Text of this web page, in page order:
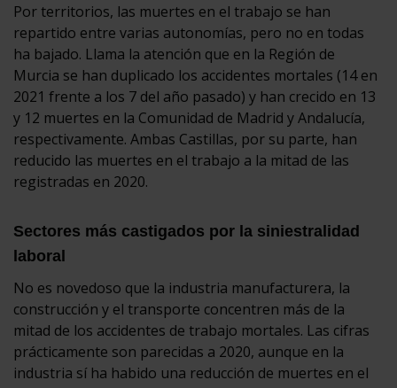
Por territorios, las muertes en el trabajo se han
repartido entre varias autonomías, pero no en todas
ha bajado. Llama la atención que en la Región de
Murcia se han duplicado los accidentes mortales (14 en
2021 frente a los 7 del año pasado) y han crecido en 13
y 12 muertes en la Comunidad de Madrid y Andalucía,
respectivamente. Ambas Castillas, por su parte, han
reducido las muertes en el trabajo a la mitad de las
registradas en 2020.
Sectores más castigados por la siniestralidad
laboral
No es novedoso que la industria manufacturera, la
construcción y el transporte concentren más de la
mitad de los accidentes de trabajo mortales. Las cifras
prácticamente son parecidas a 2020, aunque en la
industria sí ha habido una reducción de muertes en el